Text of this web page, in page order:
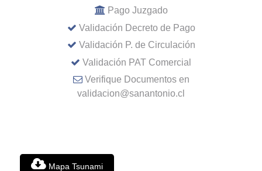
Pago Juzgado
Validación Decreto de Pago
Validación P. de Circulación
Validación PAT Comercial
Verifique Documentos en
validacion@sanantonio.cl
Mapa Tsunami